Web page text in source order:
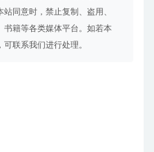
同意时，禁止复制、盗用、
书籍等各类媒体平台。如若本
联系我们进行处理。